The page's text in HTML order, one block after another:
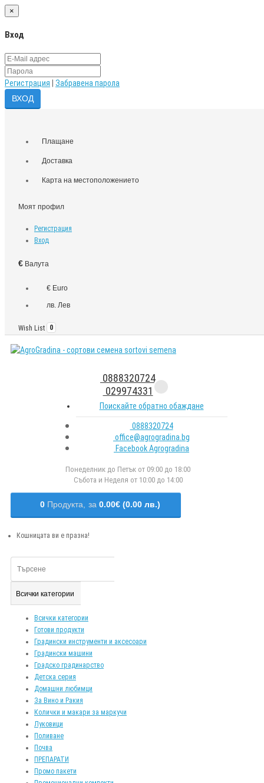
×
Вход
Регистрация Забравена парола
Плащане
Доставка
Карта на местоположението
Моят профил
Регистрация
Вход
€ Валута
€ Euro
лв. Лев
Wish List 0
0888320724
029974331
Поискайте обратно обаждане
0888320724
office@agrogradina.bg
Facebook Agrogradina
Понеделник до Петък от 09:00 до 18:00
Събота и Неделя от 10:00 до 14:00
0 Продукта, за 0.00€ (0.00 лв.)
Кошницата ви е празна!
Всички категории
Всички категории
Готови продукти
Градински инструменти и аксесоари
Градински машини
Градско градинарство
Детска серия
Домашни любимци
За Вино и Ракия
Колички и макари за маркучи
Луковици
Поливане
Почва
ПРЕПАРАТИ
Промо пакети